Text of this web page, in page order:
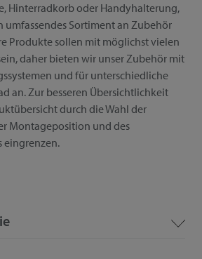
Hinterradkorb oder Handyhalterung,
umfassendes Sortiment an Zubehör
Produkte sollen mit möglichst vielen
daher bieten wir unser Zubehör mit
und für unterschiedliche
an. Zur besseren Übersichtlichkeit
durch die Wahl der
Montageposition und des
eingrenzen.